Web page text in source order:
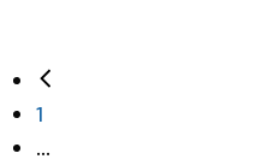
1
...